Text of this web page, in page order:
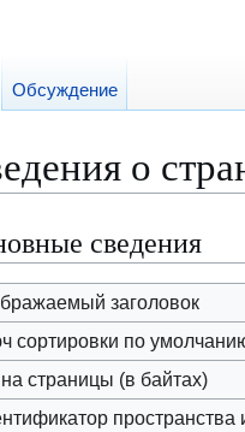
о
сведения
заголовок
сортировки по
страницы (в байтах)
пространства
Обсуждение